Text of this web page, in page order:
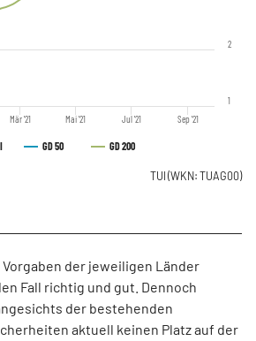
GD 50 GD 200
Mär '21 Mai '21 Jul '21 Sep '21
1
2
TUI (WKN: TUAG00)
Vorgaben der jeweiligen Länder
Fall richtig und gut. Dennoch
der bestehenden
aktuell keinen Platz auf der